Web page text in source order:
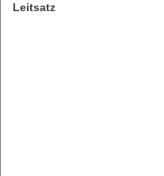
Leitsatz